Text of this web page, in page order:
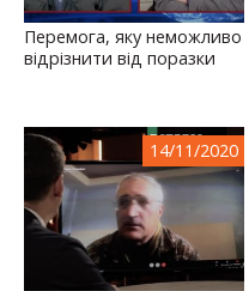
Перемога, яку неможливо
відрізнити від поразки
14/11/2020